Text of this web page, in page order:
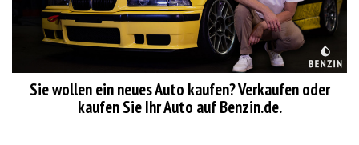
Sie wollen ein neues Auto kaufen? Verkaufen oder
kaufen Sie Ihr Auto auf Benzin.de.